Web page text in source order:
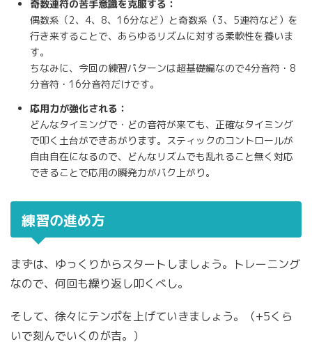
奇数連符の苦手意識を克服する：
偶数系（2、4、8、16分など）と奇数系（3、5連符など）を
行き来することで、あらゆるリズムに対する柔軟性を養いま
す。
ちなみに、今回の練習パターンは超基礎編なので4分音符・8
分音符・16分音符だけです。
応用力が強化される：
どんなタイミングで・どの音符が来ても、正確なタイミング
で叩く土台ができあがります。スティックのコントロールが
自由自在になるので、どんなリズムでも乱れること無く対応
できることで応用の瞬発力がバク上がり。
練習の進め方
まずは、ゆっくりからスタートしましょう。トレーニング
なので、何回も繰り返し叩くべし。
そして、徐々にテンポを上げていきましょう。（+5くら
いで刻んでいくのが吉。）